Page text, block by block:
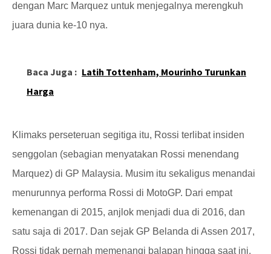
dengan Marc Marquez untuk menjegalnya merengkuh
juara dunia ke-10 nya.
Baca Juga : Latih Tottenham, Mourinho Turunkan
Harga
Klimaks perseteruan segitiga itu, Rossi terlibat insiden
senggolan (sebagian menyatakan Rossi menendang
Marquez) di GP Malaysia. Musim itu sekaligus menandai
menurunnya performa Rossi di MotoGP. Dari empat
kemenangan di 2015, anjlok menjadi dua di 2016, dan
satu saja di 2017. Dan sejak GP Belanda di Assen 2017,
Rossi tidak pernah memenangi balapan hingga saat ini.